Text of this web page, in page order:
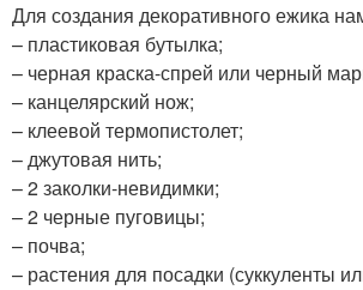
Для создания декоративного ежика
– пластиковая бутылка;
– черная краска-спрей или черный
– канцелярский нож;
– клеевой термопистолет;
– джутовая нить;
– 2 заколки-невидимки;
– 2 черные пуговицы;
– почва;
– растения для посадки (суккуленты